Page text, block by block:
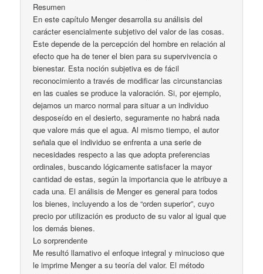
Resumen
En este capítulo Menger desarrolla su análisis del
carácter esencialmente subjetivo del valor de las cosas.
Este depende de la percepción del hombre en relación al
efecto que ha de tener el bien para su supervivencia o
bienestar. Esta noción subjetiva es de fácil
reconocimiento a través de modificar las circunstancias
en las cuales se produce la valoración. Si, por ejemplo,
dejamos un marco normal para situar a un individuo
desposeído en el desierto, seguramente no habrá nada
que valore más que el agua. Al mismo tiempo, el autor
señala que el individuo se enfrenta a una serie de
necesidades respecto a las que adopta preferencias
ordinales, buscando lógicamente satisfacer la mayor
cantidad de estas, según la importancia que le atribuye a
cada una. El análisis de Menger es general para todos
los bienes, incluyendo a los de “orden superior”, cuyo
precio por utilización es producto de su valor al igual que
los demás bienes.
Lo sorprendente
Me resultó llamativo el enfoque integral y minucioso que
le imprime Menger a su teoría del valor. El método